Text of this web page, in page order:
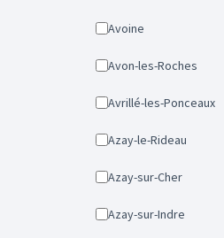
Avoine
Avon-les-Roches
Avrillé-les-Ponceaux
Azay-le-Rideau
Azay-sur-Cher
Azay-sur-Indre